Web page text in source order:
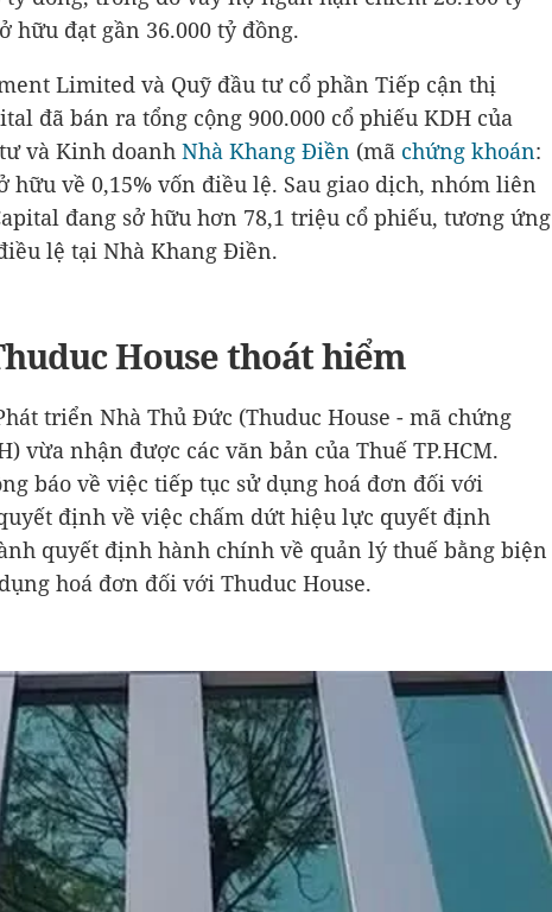
hữu đạt gần 36.000 tỷ đồng.
Limited và Quỹ đầu tư cổ phần Tiếp cận thị
đã bán ra tổng cộng 900.000 cổ phiếu KDH của
và Kinh doanh Nhà Khang Điền (mã chứng khoán:
hữu về 0,15% vốn điều lệ. Sau giao dịch, nhóm liên
đang sở hữu hơn 78,1 triệu cổ phiếu, tương ứng
lệ tại Nhà Khang Điền.
House thoát hiểm
triển Nhà Thủ Đức (Thuduc House - mã chứng
vừa nhận được các văn bản của Thuế TP.HCM.
báo về việc tiếp tục sử dụng hoá đơn đối với
định về việc chấm dứt hiệu lực quyết định
quyết định hành chính về quản lý thuế bằng biện
hoá đơn đối với Thuduc House.